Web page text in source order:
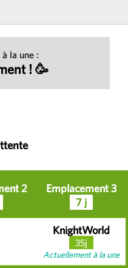
la une :
! 🥳
2
Emplacement 3
7 j
KnightWorld
35j
Actuellement à la une